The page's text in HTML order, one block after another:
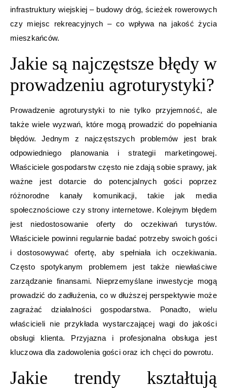
infrastruktury wiejskiej – budowy dróg, ścieżek rowerowych
czy miejsc rekreacyjnych – co wpływa na jakość życia
mieszkańców.
Jakie są najczęstsze błędy w
prowadzeniu agroturystyki?
Prowadzenie agroturystyki to nie tylko przyjemność, ale
także wiele wyzwań, które mogą prowadzić do popełniania
błędów. Jednym z najczęstszych problemów jest brak
odpowiedniego planowania i strategii marketingowej.
Właściciele gospodarstw często nie zdają sobie sprawy, jak
ważne jest dotarcie do potencjalnych gości poprzez
różnorodne kanały komunikacji, takie jak media
społecznościowe czy strony internetowe. Kolejnym błędem
jest niedostosowanie oferty do oczekiwań turystów.
Właściciele powinni regularnie badać potrzeby swoich gości
i dostosowywać ofertę, aby spełniała ich oczekiwania.
Często spotykanym problemem jest także niewłaściwe
zarządzanie finansami. Nieprzemyślane inwestycje mogą
prowadzić do zadłużenia, co w dłuższej perspektywie może
zagrażać działalności gospodarstwa. Ponadto, wielu
właścicieli nie przykłada wystarczającej wagi do jakości
obsługi klienta. Przyjazna i profesjonalna obsługa jest
kluczowa dla zadowolenia gości oraz ich chęci do powrotu.
Jakie trendy kształtują